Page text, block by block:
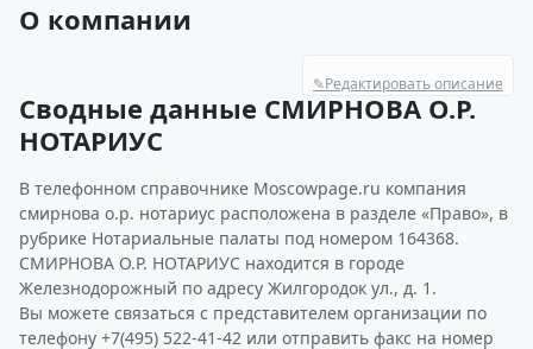
О компании
✎Редактировать описание
Сводные данные СМИРНОВА О.Р.
НОТАРИУС
В телефонном справочнике Moscowpage.ru компания
смирнова о.р. нотариус расположена в разделе «Право», в
рубрике Нотариальные палаты под номером 164368.
СМИРНОВА О.Р. НОТАРИУС находится в городе
Железнодорожный по адресу Жилгородок ул., д. 1.
Вы можете связаться с представителем организации по
телефону +7(495) 522-41-42 или отправить факс на номер